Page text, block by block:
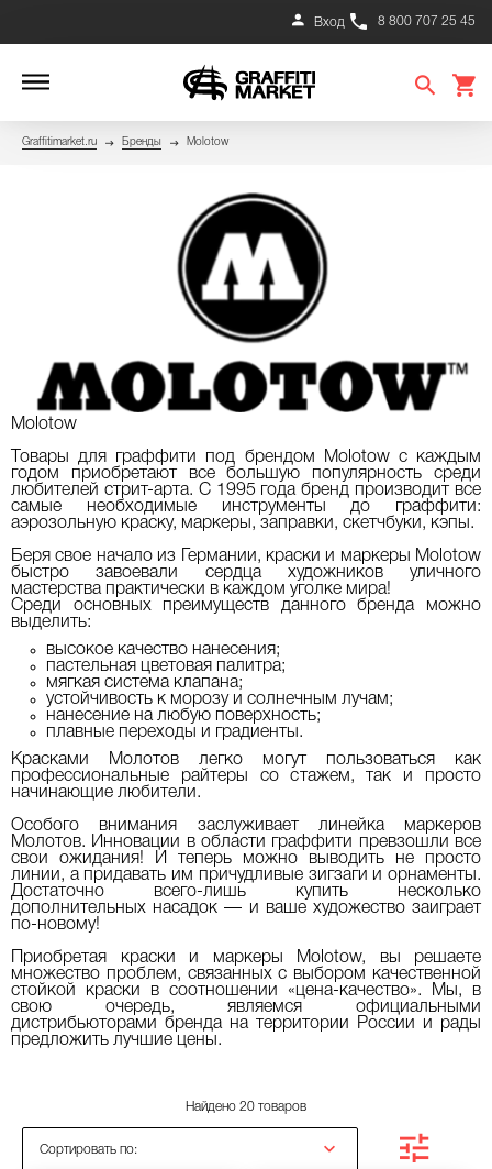
8 800 707 25 45
Вход
Graffitimarket.ru Бренды Molotow
Molotow
Товары для граффити под брендом Molotow с каждым
годом приобретают все большую популярность среди
любителей стрит-арта. С 1995 года бренд производит все
самые необходимые инструменты до граффити:
аэрозольную краску, маркеры, заправки, скетчбуки, кэпы.
Беря свое начало из Германии, краски и маркеры Molotow
быстро завоевали сердца художников уличного
мастерства практически в каждом уголке мира!
Среди основных преимуществ данного бренда можно
выделить:
высокое качество нанесения;
пастельная цветовая палитра;
мягкая система клапана;
устойчивость к морозу и солнечным лучам;
нанесение на любую поверхность;
плавные переходы и градиенты.
Красками Молотов легко могут пользоваться как
профессиональные райтеры со стажем, так и просто
начинающие любители.
Особого внимания заслуживает линейка маркеров
Молотов. Инновации в области граффити превзошли все
свои ожидания! И теперь можно выводить не просто
линии, а придавать им причудливые зигзаги и орнаменты.
Достаточно всего-лишь купить несколько
дополнительных насадок — и ваше художество заиграет
по-новому!
Приобретая краски и маркеры Molotow, вы решаете
множество проблем, связанных с выбором качественной
стойкой краски в соотношении «цена-качество». Мы, в
свою очередь, являемся официальными
дистрибьюторами бренда на территории России и рады
предложить лучшие цены.
Найдено 20 товаров
Сортировать по: